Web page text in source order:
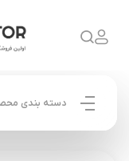
دسته بندی